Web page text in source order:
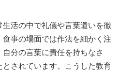
活の中で礼儀や言葉遣いを徹
事の場面では作法を細かく注
分の言葉に責任を持ちなさ
されています。こうした教育